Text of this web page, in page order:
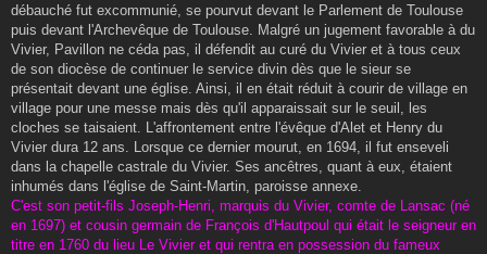
débauché fut excommunié, se pourvut devant le Parlement de Toulouse
puis devant l'Archevêque de Toulouse. Malgré un jugement favorable à du
Vivier, Pavillon ne céda pas, il défendit au curé du Vivier et à tous ceux
de son diocèse de continuer le service divin dès que le sieur se
présentait devant une église. Ainsi, il en était réduit à courir de village en
village pour une messe mais dès qu'il apparaissait sur le seuil, les
cloches se taisaient. L'affrontement entre l'évêque d'Alet et Henry du
Vivier dura 12 ans. Lorsque ce dernier mourut, en 1694, il fut enseveli
dans la chapelle castrale du Vivier. Ses ancêtres, quant à eux, étaient
inhumés dans l'église de Saint-Martin, paroisse annexe.
C'est son petit-fils Joseph-Henri, marquis du Vivier, comte de Lansac (né
en 1697) et cousin germain de François d'Hautpoul qui était le seigneur en
titre en 1760 du lieu Le Vivier et qui rentra en possession du fameux